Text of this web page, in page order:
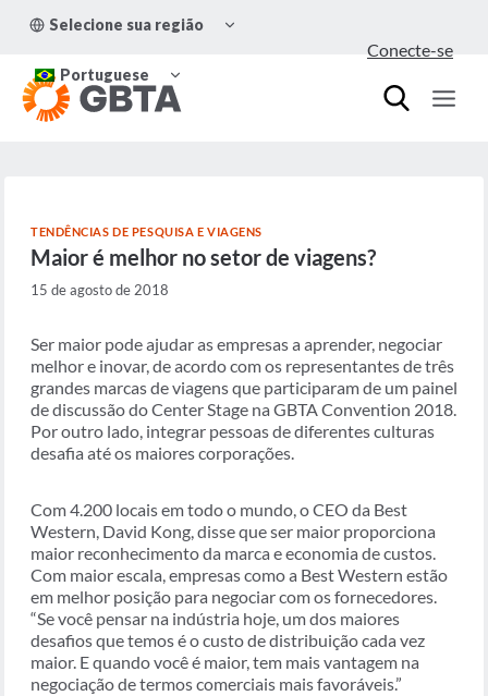
para
Conteúdo
Selecione sua região
MENU
Portuguese
MENU
FILHO
Conecte-se
TENDÊNCIAS DE PESQUISA E VIAGENS
Maior é melhor no setor de viagens?
15 de agosto de 2018
Ser maior pode ajudar as empresas a aprender, negociar
melhor e inovar, de acordo com os representantes de três
grandes marcas de viagens que participaram de um painel
de discussão do Center Stage na GBTA Convention 2018.
Por outro lado, integrar pessoas de diferentes culturas
desafia até os maiores corporações.
Com 4.200 locais em todo o mundo, o CEO da Best
Western, David Kong, disse que ser maior proporciona
maior reconhecimento da marca e economia de custos.
Com maior escala, empresas como a Best Western estão
em melhor posição para negociar com os fornecedores.
“Se você pensar na indústria hoje, um dos maiores
desafios que temos é o custo de distribuição cada vez
maior. E quando você é maior, tem mais vantagem na
negociação de termos comerciais mais favoráveis.”